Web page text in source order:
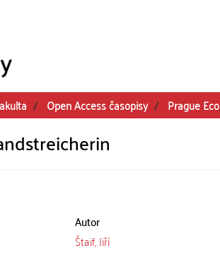
Open Access časopisy Prague
Autor
Štaif, Jiří